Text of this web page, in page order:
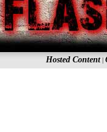
Hosted Content|